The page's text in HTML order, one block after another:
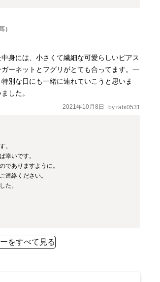
）
身には、小さくて繊細な可愛らしいピアス
ーネットとフグリがとても合ってます。一
別な日にも一緒に連れていこうと思いま
した。
2021年10月8日 by rabi0531
。
幸いです。
でありますように。
連絡ください。
た。
をすべて見る